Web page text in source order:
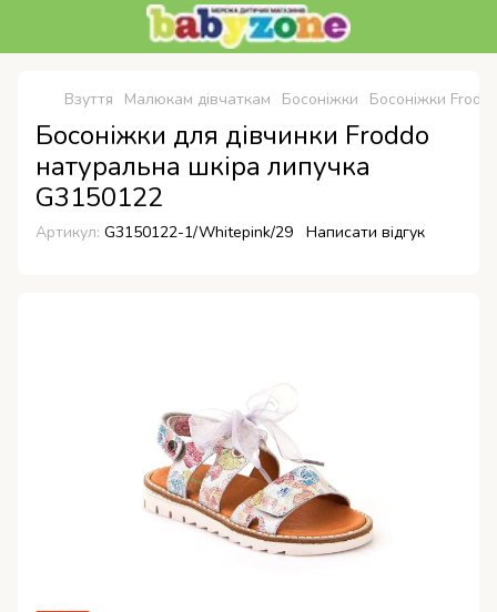
Взуття Малюкам дівчаткам Босоніжки Босоніжки
Босоніжки для дівчинки Froddo
натуральна шкіра липучка
G3150122
Артикул: G3150122-1/Whitepink/29 Написати відгук